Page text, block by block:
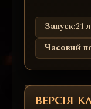
Запуск:21
Часовий
ВЕРСІЯ